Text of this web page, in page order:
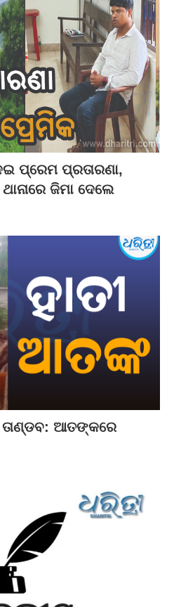
ପ୍ରେମ ପ୍ରତାରଣା,
ଜିମା ଦେଲେ
ତାଣ୍ଡବ: ଆତଙ୍କରେ